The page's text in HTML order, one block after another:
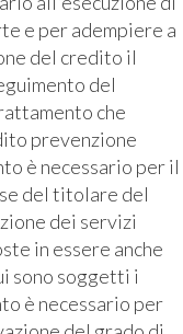
e per adempiere a
del credito il
del
che
prevenzione
è necessario per il
del titolare del
dei servizi
in essere anche
sono soggetti i
è necessario per